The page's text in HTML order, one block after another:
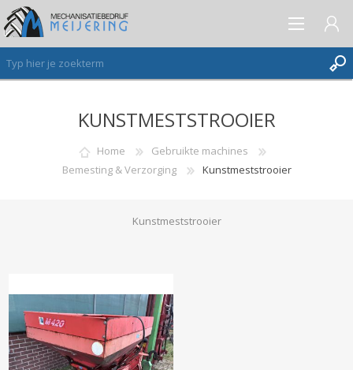
AANMELDEN ALS NIEUWE KLANT
INLOGGEN
VERLANGLIJST
KUNSTMESTSTROOIER
Home
Gebruikte machines
Bemesting & Verzorging
Kunstmeststrooier
Kunstmeststrooier